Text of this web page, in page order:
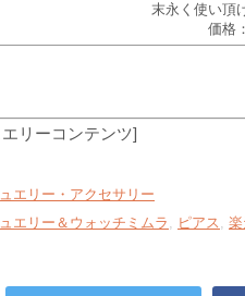
末永く使い頂
価格
リーコンテンツ]
エリー・アクセサリー
エリー＆ウォッチミムラ , ピアス,